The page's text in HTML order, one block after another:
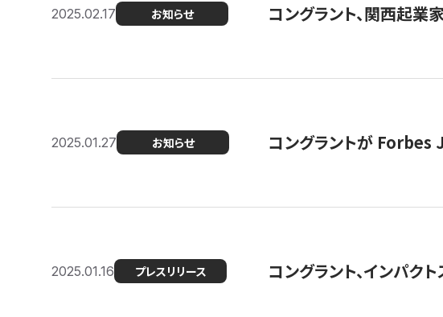
2025.02.17 お知らせ コングラント、関西起
2025.01.27 お知らせ コングラントが Forbes
2025.01.16 プレスリリース コングラント、インパク